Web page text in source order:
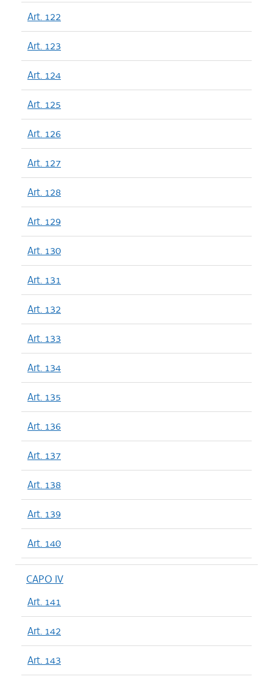
Art. 122
Art. 123
Art. 124
Art. 125
Art. 126
Art. 127
Art. 128
Art. 129
Art. 130
Art. 131
Art. 132
Art. 133
Art. 134
Art. 135
Art. 136
Art. 137
Art. 138
Art. 139
Art. 140
CAPO IV
Art. 141
Art. 142
Art. 143